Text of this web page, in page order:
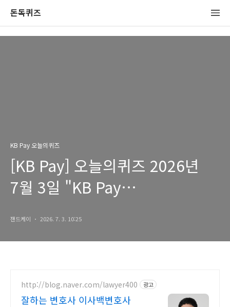
돈독퀴즈
KB Pay 오늘의퀴즈
[KB Pay] 오늘의퀴즈 2026년
7월 3일 "KB Pay
잰드케이 2026. 7. 3. 10:25
http://blog.naver.com/lawyer400 광고
잘하는 변호사 이사백변호사